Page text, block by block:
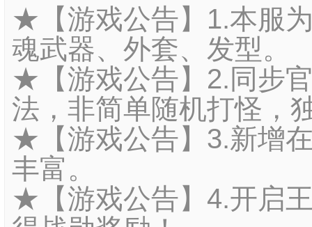
★【游戏公告】1.本服
魂武器、外套、发型。
★【游戏公告】2.同步
法，非简单随机打怪，
★【游戏公告】3.新增
丰富。
★【游戏公告】4.开启